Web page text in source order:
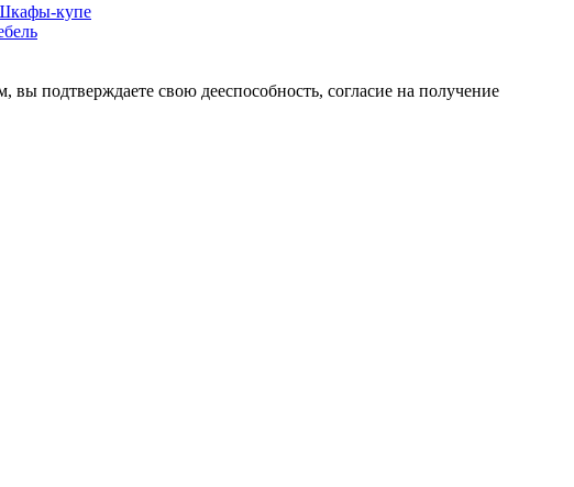
купе
подтверждаете свою дееспособность, согласие на получение